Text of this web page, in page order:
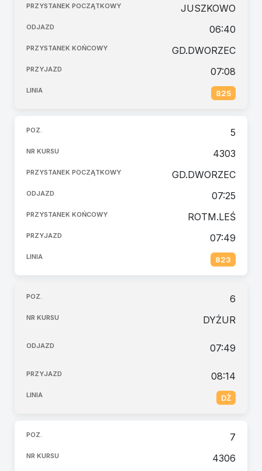
JUSZKOWO
06:40
GD.DWORZEC
07:08
825
5
4303
GD.DWORZEC
07:25
ROTM.LEŚ
07:49
823
6
DYŻUR
07:49
08:14
DŻ
7
4306